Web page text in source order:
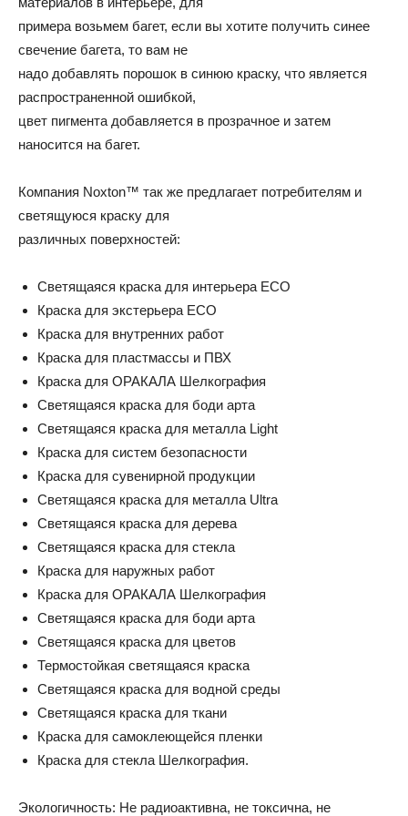
примера возьмем багет, если вы хотите получить синее
свечение багета, то вам не
надо добавлять порошок в синюю краску, что является
распространенной ошибкой,
цвет пигмента добавляется в прозрачное и затем
наносится на багет.
Компания Noxton™ так же предлагает потребителям и
светящуюся краску для
различных поверхностей:
Светящаяся краска для интерьера ECO
Краска для экстерьера ECO
Краска для внутренних работ
Краска для пластмассы и ПВХ
Краска для ОРАКАЛА Шелкография
Светящаяся краска для боди арта
Светящаяся краска для металла Light
Краска для систем безопасности
Краска для сувенирной продукции
Светящаяся краска для металла Ultra
Светящаяся краска для дерева
Светящаяся краска для стекла
Краска для наружных работ
Краска для ОРАКАЛА Шелкография
Светящаяся краска для боди арта
Светящаяся краска для цветов
Термостойкая светящаяся краска
Светящаяся краска для водной среды
Светящаяся краска для ткани
Краска для самоклеющейся пленки
Краска для стекла Шелкография.
Экологичность: Не радиоактивна, не токсична, не